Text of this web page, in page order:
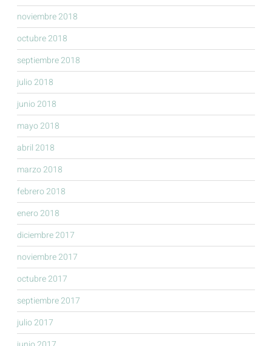
noviembre 2018
octubre 2018
septiembre 2018
julio 2018
junio 2018
mayo 2018
abril 2018
marzo 2018
febrero 2018
enero 2018
diciembre 2017
noviembre 2017
octubre 2017
septiembre 2017
julio 2017